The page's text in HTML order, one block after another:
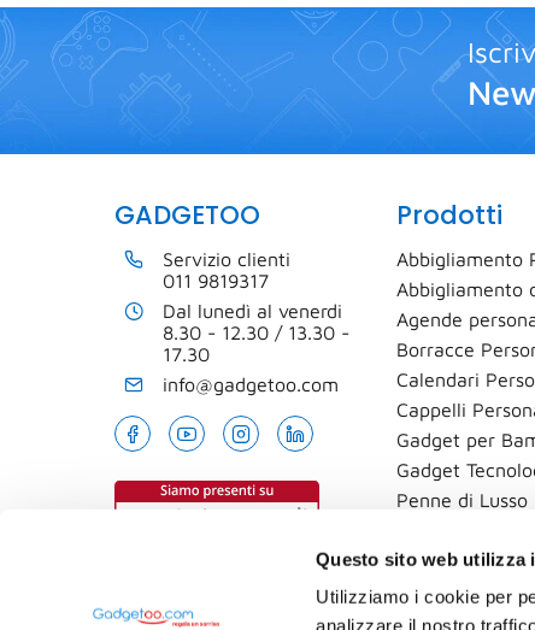
Questo sito web utilizza
Utilizziamo i cookie per
analizzare il nostro
GADGETOO
Servizio clienti
011 9819317
Dal lunedì al venerdi
8.30 - 12.30 / 13.30 -
17.30
info@gadgetoo.com
Prodotti
Abbigliamento
Abbigliamento
Agende
Borracce
Calendari
Cappelli
Gadget per
Gadget
Penne di Lusso